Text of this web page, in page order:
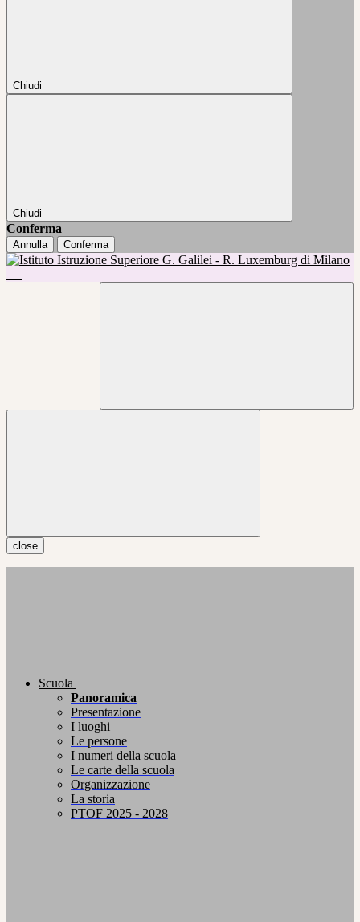
Chiudi
Chiudi
Conferma
Annulla Conferma
close
Scuola
Panoramica
Presentazione
I luoghi
Le persone
I numeri della scuola
Le carte della scuola
Organizzazione
La storia
PTOF 2025 - 2028